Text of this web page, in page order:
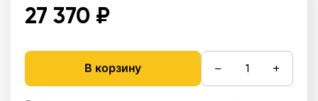
27 370 ₽
В корзину − +